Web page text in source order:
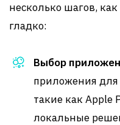
несколько шагов,
гладко:
Выбор
приложения
такие как Apple
локальные